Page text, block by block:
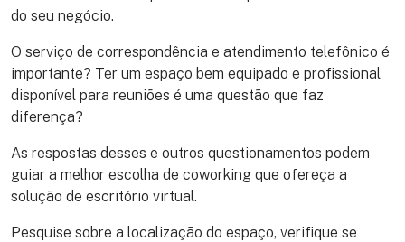
do seu negócio.
O serviço de correspondência e atendimento telefônico é
importante? Ter um espaço bem equipado e profissional
disponível para reuniões é uma questão que faz
diferença?
As respostas desses e outros questionamentos podem
guiar a melhor escolha de coworking que ofereça a
solução de escritório virtual.
Pesquise sobre a localização do espaço, verifique se